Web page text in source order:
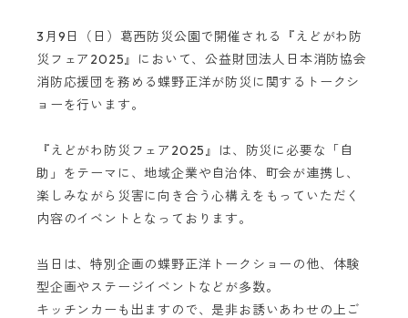
3月9日（日）葛西防災公園で開催される『えどがわ防
災フェア2025』において、公益財団法人日本消防協会
消防応援団を務める蝶野正洋が防災に関するトークシ
ョーを行います。
『えどがわ防災フェア2025』は、防災に必要な「自
助」をテーマに、地域企業や自治体、町会が連携し、
楽しみながら災害に向き合う心構えをもっていただく
内容のイベントとなっております。
当日は、特別企画の蝶野正洋トークショーの他、体験
型企画やステージイベントなどが多数。
キッチンカーも出ますので、是非お誘いあわせの上ご